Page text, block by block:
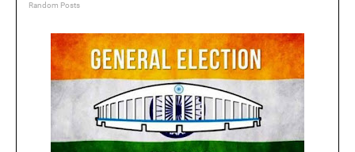
Random Posts